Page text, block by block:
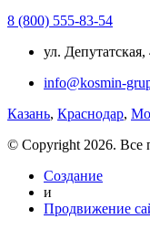
8 (800) 555-83-54
ул. Депутатская,
info@kosmin-
Казань, Краснодар,
© Copyright 2026. Все
Создание
и
Продвижение